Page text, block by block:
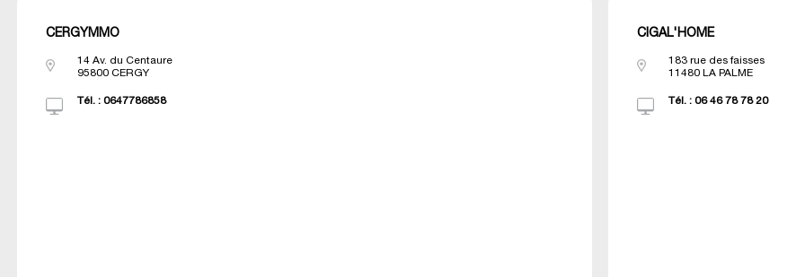
CERGYMMO
14 Av. du Centaure
95800 CERGY
Tél. : 0647786858
CIGAL'HOME
183 rue des faisses
11480
LA PALME
Tél. :06 46 78 78 20